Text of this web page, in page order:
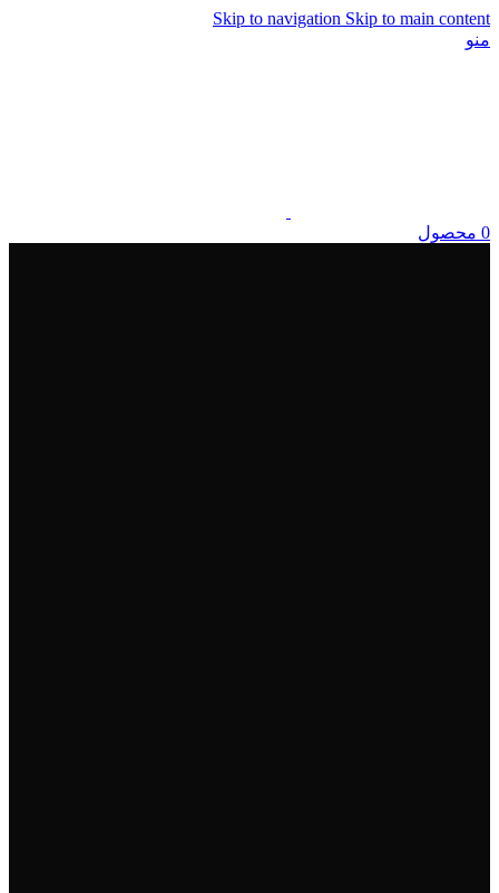
Skip to navigation Skip to main content
منو
0 محصول